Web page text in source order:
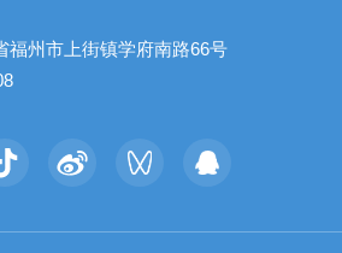
福州市上街镇学府南路66号